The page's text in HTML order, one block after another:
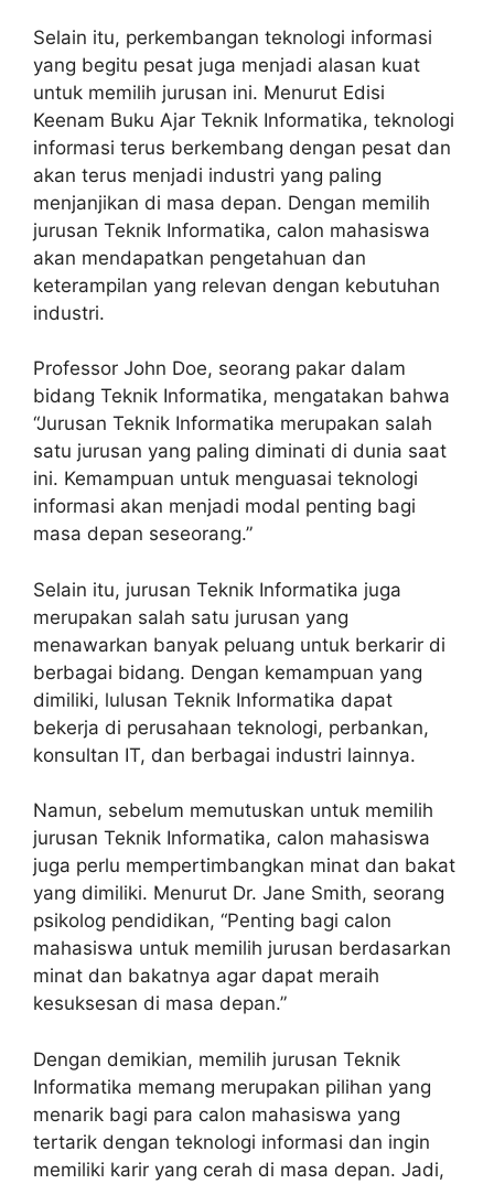
Selain itu, perkembangan teknologi informasi
yang begitu pesat juga menjadi alasan kuat
untuk memilih jurusan ini. Menurut Edisi
Keenam Buku Ajar Teknik Informatika, teknologi
informasi terus berkembang dengan pesat dan
akan terus menjadi industri yang paling
menjanjikan di masa depan. Dengan memilih
jurusan Teknik Informatika, calon mahasiswa
akan mendapatkan pengetahuan dan
keterampilan yang relevan dengan kebutuhan
industri.
Professor John Doe, seorang pakar dalam
bidang Teknik Informatika, mengatakan bahwa
“Jurusan Teknik Informatika merupakan salah
satu jurusan yang paling diminati di dunia saat
ini. Kemampuan untuk menguasai teknologi
informasi akan menjadi modal penting bagi
masa depan seseorang.”
Selain itu, jurusan Teknik Informatika juga
merupakan salah satu jurusan yang
menawarkan banyak peluang untuk berkarir di
berbagai bidang. Dengan kemampuan yang
dimiliki, lulusan Teknik Informatika dapat
bekerja di perusahaan teknologi, perbankan,
konsultan IT, dan berbagai industri lainnya.
Namun, sebelum memutuskan untuk memilih
jurusan Teknik Informatika, calon mahasiswa
juga perlu mempertimbangkan minat dan bakat
yang dimiliki. Menurut Dr. Jane Smith, seorang
psikolog pendidikan, “Penting bagi calon
mahasiswa untuk memilih jurusan berdasarkan
minat dan bakatnya agar dapat meraih
kesuksesan di masa depan.”
Dengan demikian, memilih jurusan Teknik
Informatika memang merupakan pilihan yang
menarik bagi para calon mahasiswa yang
tertarik dengan teknologi informasi dan ingin
memiliki karir yang cerah di masa depan. Jadi,